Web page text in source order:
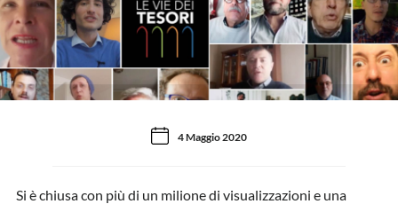
4 Maggio 2020
Si è chiusa con più di un milione di visualizzazioni e una